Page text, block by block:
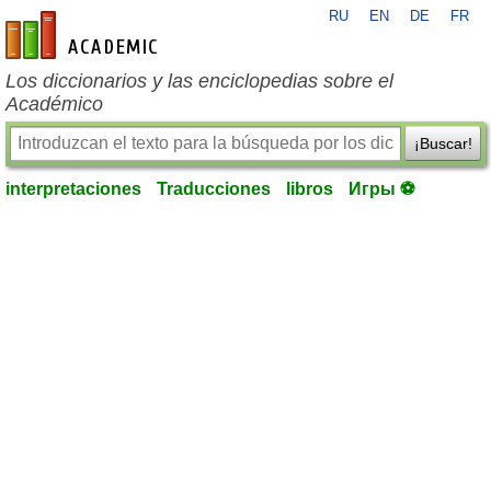
es-academic.com
RU EN DE FR
Los diccionarios y las enciclopedias sobre el
Académico
¡Buscar!
interpretaciones Traducciones libros Игры ⚽